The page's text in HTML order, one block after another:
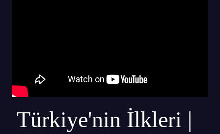
Türkiye'nin İlkleri |